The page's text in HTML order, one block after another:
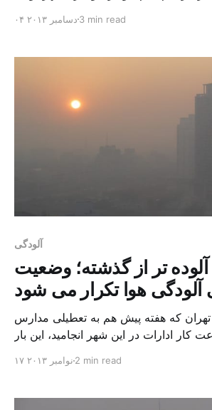
عملکرد سازمان حفاظت محیط زیست و
خطرناک که ساکنان تهران و […]
۰۴ دسامبر ۲۰۱۳ 3 min read
آلودگی
آلوده تر از گذشته؛ وضعیت
آلودگی هوا تکرار می شود
تهران که هفته پیش هم به تعطیلی مدارس
کار ادارات در این شهر انجامید، این بار
و مسئولان شهری و کشوری وادار شده
۱۷ نوامبر ۲۰۱۳ 2 min read